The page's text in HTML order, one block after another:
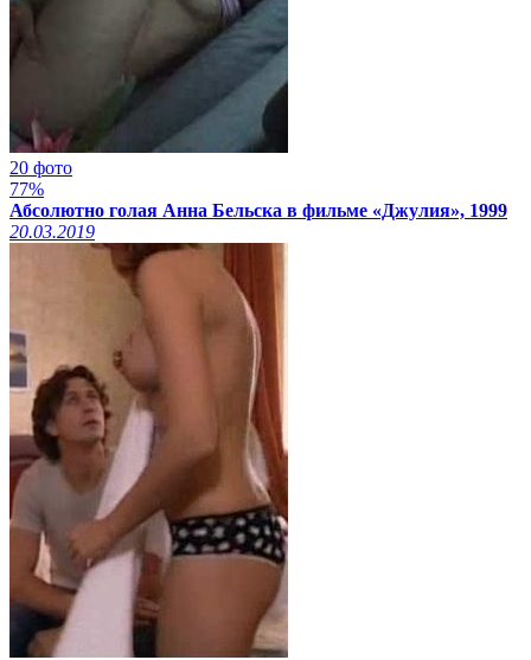
20 фото
77%
Абсолютно голая Анна Бельска в фильме «Джулия», 1999
20.03.2019